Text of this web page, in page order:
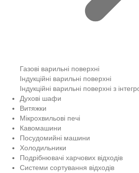
Газові варильні поверхні
Індукційні варильні поверхні
Індукційні варильні поверхні з
Духові шафи
Витяжки
Мікрохвильові печі
Кавомашини
Посудомийні машини
Холодильники
Подрібнювачі харчових відходів
Системи сортування відходів